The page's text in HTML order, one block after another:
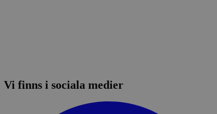
Vi finns i sociala medier